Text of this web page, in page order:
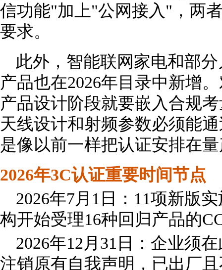
信功能"加上"公网接入"，两
要求。
此外，智能联网家电和部
产品也在2026年目录中新增
产品设计阶段就要嵌入合规
天线设计和射频参数必须能
是像以前一样把认证安排在
2026年3C认证重要时间节点
2026年7月1日：11项新版
构开始受理16种回归产品的
2026年12月31日：企业须
注销原有自我声明，已出厂